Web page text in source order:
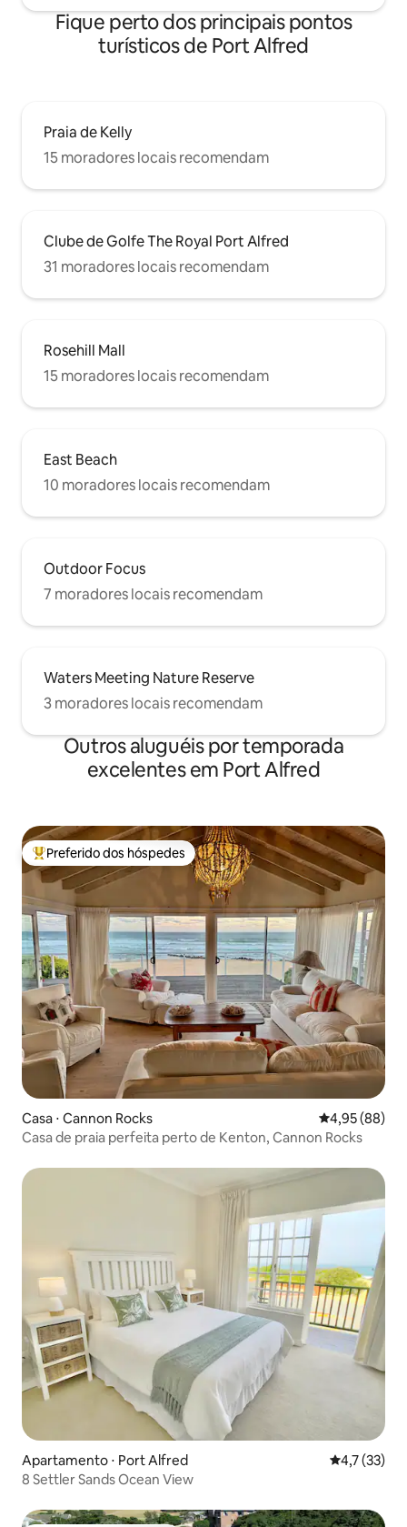
Fique perto dos principais pontos
turísticos de Port Alfred
Praia de Kelly
15 moradores locais recomendam
Clube de Golfe The Royal Port Alfred
31 moradores locais recomendam
Rosehill Mall
15 moradores locais recomendam
East Beach
10 moradores locais recomendam
Outdoor Focus
7 moradores locais recomendam
Waters Meeting Nature Reserve
3 moradores locais recomendam
Outros aluguéis por temporada
excelentes em Port Alfred
Entre os melhores preferidos dos hóspedes
Preferido dos hóspedes
Casa ⋅ Cannon Rocks 4,95 de uma
4,95 (88)
Casa de praia perfeita perto de Kenton, Cannon Rocks
Apartamento ⋅ Port Alfred 4,7 de uma
4,7 (33)
8 Settler Sands Ocean View